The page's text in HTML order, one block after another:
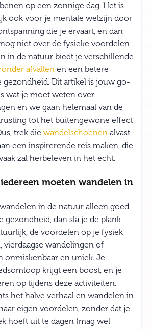
op een zonnige dag. Het is
ook voor je mentale welzijn door
die je ervaart, en dan
niet over de fysieke voordelen
in de natuur biedt je verschillende
afvallen en een betere
gezondheid. Dit artikel is jouw go-
wat je moet weten over
en we gaan helemaal van de
tot het buitengewone effect
trek die wandelschoenen alvast
een inspirerende reis maken, die
zal herbeleven in het echt.
moeten wandelen in
in de natuur alleen goed
gezondheid, dan sla je de plank
de voordelen op je fysiek
vierdaagse wandelingen of
onmiskenbaar en uniek. Je
krijgt een boost, en je
op tijdens deze activiteiten.
het halve verhaal en wandelen in
eigen voordelen, zonder dat je
hoeft uit te dagen (mag wel